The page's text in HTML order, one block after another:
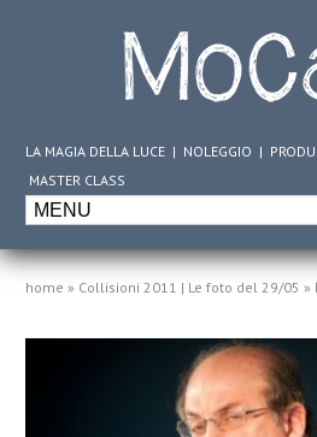
LA MAGIA DELLA LUCE | NOLEGGIO |
MASTER CLASS
home » Collisioni 2011 | Le foto del 29/05 »